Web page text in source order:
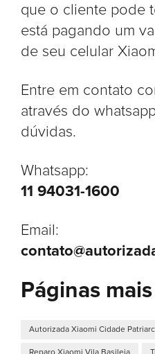
que o cliente pode
está pagando um
de seu celular
Entre em contato
através do
dúvidas.
Whatsapp:
11 94031-1600
Email:
Páginas
Autorizada Xiaomi Cidade